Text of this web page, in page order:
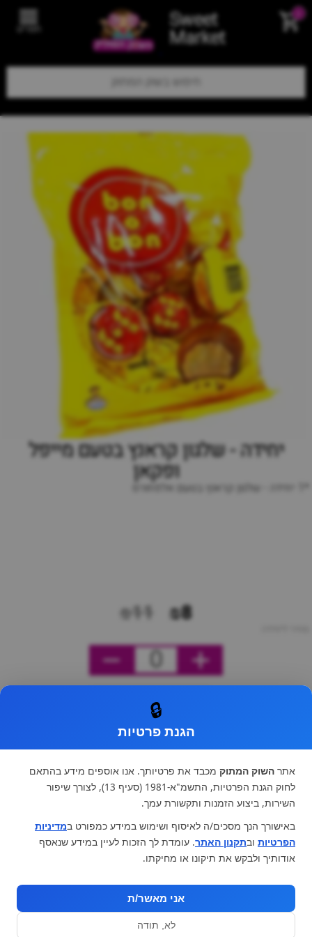
Sweet
Market תפריט
יחידה - שלגון קראנץ בטעם מייפל
ופקאן
₪8
₪11
0
🔒
הגנת פרטיות
אתר השוק המתוק מכבד את פרטיותך. אנו אוספים מידע בהתאם
לחוק הגנת הפרטיות, התשמ"א-1981 (סעיף 13), לצורך שיפור
השירות, ביצוע הזמנות ותקשורת עמך.
באישורך הנך מסכים/ה לאיסוף ושימוש במידע כמפורט במדיניות
הפרטיות ובתקנון האתר. עומדת לך הזכות לעיין במידע שנאסף
אודותיך ולבקש את תיקונו או מחיקתו.
אני מאשר/ת
לא, תודה